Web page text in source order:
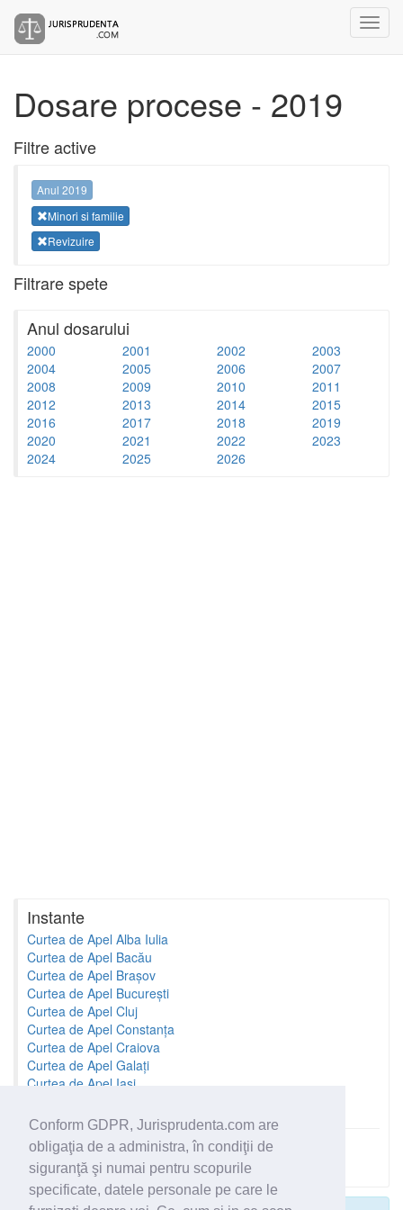
Conform GDPR, Jurisprudenta.com are
obligaţia de a administra, în condiţii de
siguranţă şi numai pentru scopurile
specificate, datele personale pe care le
Dosare procese - 2019
Filtre active
Anul 2019
Minori si familie
Revizuire
Filtrare spete
Anul dosarului
2000 2001 2002
2003
2004
2005 2006
2007
2008
2009 2010
2011
2012
2013 2014
2015
2016
2017 2018
2019
2020
2021 2022
2023
2024
2025 2026
Instante
Curtea de Apel Alba Iulia
Curtea de Apel Bacău
Curtea de Apel Brașov
Curtea de Apel București
Curtea de Apel Cluj
Curtea de Apel Constanța
Curtea de Apel Craiova
Curtea de Apel Galați
Curtea de Apel Iași
Toate instantele